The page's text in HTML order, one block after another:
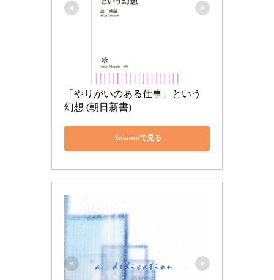
「やりがいのある仕事」という
幻想 (朝日新書)
Amazonで見る